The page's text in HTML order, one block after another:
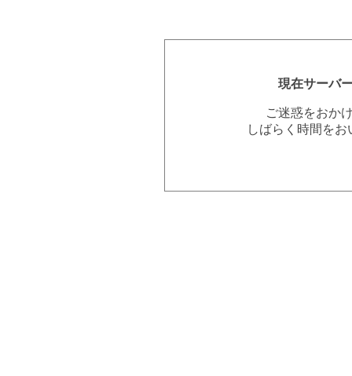
現在サーバ
ご迷惑をおか
しばらく時間を